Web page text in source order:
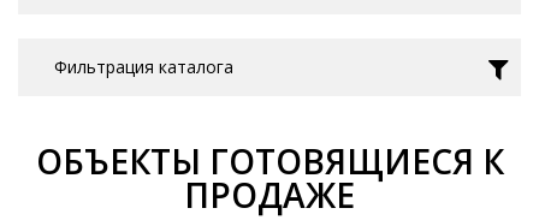
Фильтрация каталога
ОБЪЕКТЫ ГОТОВЯЩИЕСЯ К
ПРОДАЖЕ